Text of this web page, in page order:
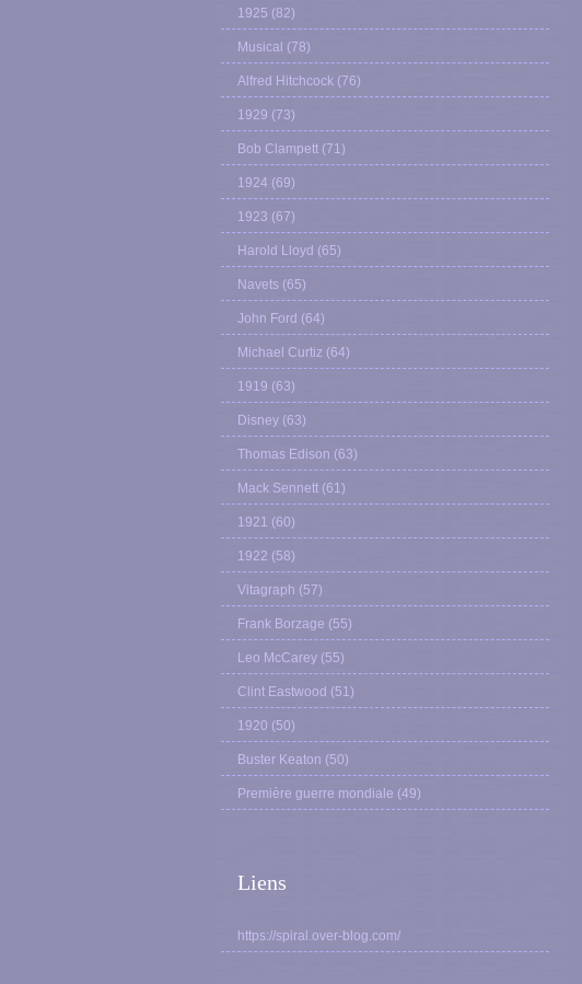
1925 (82)
Musical (78)
Alfred Hitchcock (76)
1929 (73)
Bob Clampett (71)
1924 (69)
1923 (67)
Harold Lloyd (65)
Navets (65)
John Ford (64)
Michael Curtiz (64)
1919 (63)
Disney (63)
Thomas Edison (63)
Mack Sennett (61)
1921 (60)
1922 (58)
Vitagraph (57)
Frank Borzage (55)
Leo McCarey (55)
Clint Eastwood (51)
1920 (50)
Buster Keaton (50)
Première guerre mondiale (49)
Liens
https://spiral.over-blog.com/